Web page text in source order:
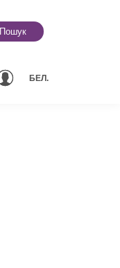
Пошук
БЕЛ.